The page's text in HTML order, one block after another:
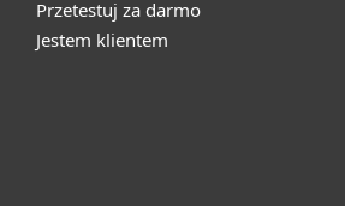
Przetestuj za darmo
Jestem klientem